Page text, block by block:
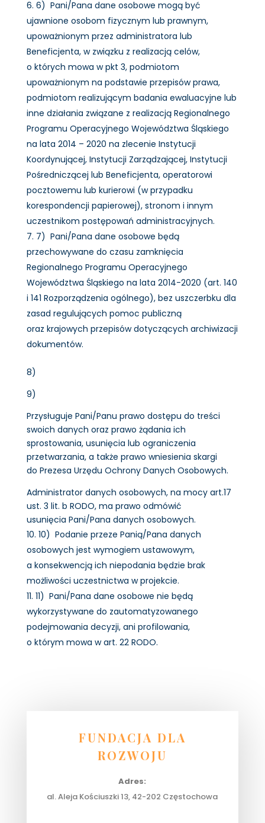
6) Pani/Pana dane osobowe mogą być
ujawnione osobom fizycznym lub prawnym,
upoważnionym przez administratora lub
Beneficjenta, w związku z realizacją celów,
o których mowa w pkt 3, podmiotom
upoważnionym na podstawie przepisów prawa,
podmiotom realizującym badania ewaluacyjne lub
inne działania związane z realizacją Regionalnego
Programu Operacyjnego Województwa Śląskiego
na lata 2014 – 2020 na zlecenie Instytucji
Koordynującej, Instytucji Zarządzającej, Instytucji
Pośredniczącej lub Beneficjenta, operatorowi
pocztowemu lub kurierowi (w przypadku
korespondencji papierowej), stronom i innym
uczestnikom postępowań administracyjnych.
7) Pani/Pana dane osobowe będą
przechowywane do czasu zamknięcia
Regionalnego Programu Operacyjnego
Województwa Śląskiego na lata 2014-2020 (art. 140
i 141 Rozporządzenia ogólnego), bez uszczerbku dla
zasad regulujących pomoc publiczną
oraz krajowych przepisów dotyczących archiwizacji
dokumentów.
8)
9)
Przysługuje Pani/Panu prawo dostępu do treści
swoich danych oraz prawo żądania ich
sprostowania, usunięcia lub ograniczenia
przetwarzania, a także prawo wniesienia skargi
do Prezesa Urzędu Ochrony Danych Osobowych.
Administrator danych osobowych, na mocy art.17
ust. 3 lit. b RODO, ma prawo odmówić
usunięcia Pani/Pana danych osobowych.
10) Podanie przeze Panią/Pana danych
osobowych jest wymogiem ustawowym,
a konsekwencją ich niepodania będzie brak
możliwości uczestnictwa w projekcie.
11) Pani/Pana dane osobowe nie będą
wykorzystywane do zautomatyzowanego
podejmowania decyzji, ani profilowania,
o którym mowa w art. 22 RODO.
FUNDACJA DLA
ROZWOJU
Adres:
al. Aleja Kościuszki 13, 42-202 Częstochowa